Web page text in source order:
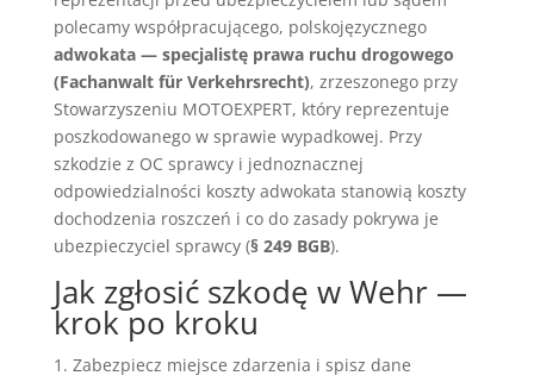
polecamy współpracującego, polskojęzycznego
adwokata — specjalistę prawa ruchu drogowego
(Fachanwalt für Verkehrsrecht), zrzeszonego przy
Stowarzyszeniu MOTOEXPERT, który reprezentuje
poszkodowanego w sprawie wypadkowej. Przy
szkodzie z OC sprawcy i jednoznacznej
odpowiedzialności koszty adwokata stanowią koszty
dochodzenia roszczeń i co do zasady pokrywa je
ubezpieczyciel sprawcy (§ 249 BGB).
Jak zgłosić szkodę w Wehr —
krok po kroku
Zabezpiecz miejsce zdarzenia i spisz dane